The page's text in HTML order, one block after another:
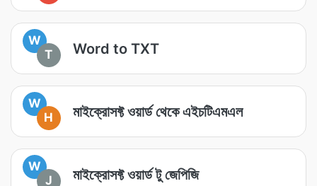
W
T
Word to TXT
W
H
মাইক্রোসফ্ট ওয়ার্ড থেকে এইচটিএমএল
W
J
মাইক্রোসফ্ট ওয়ার্ড টু জেপিজি